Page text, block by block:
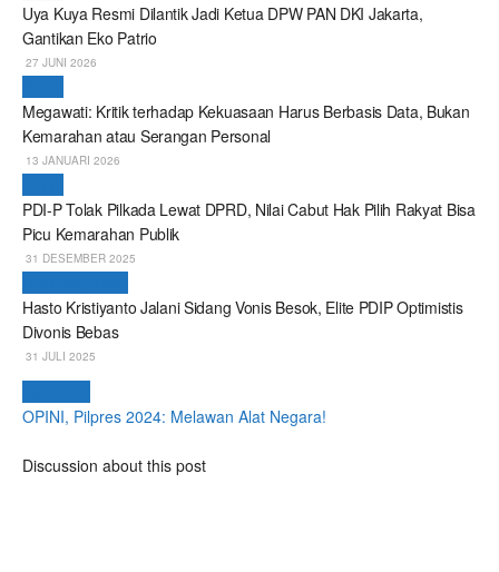
Uya Kuya Resmi Dilantik Jadi Ketua DPW PAN DKI Jakarta,
Gantikan Eko Patrio
27 JUNI 2026
Megawati: Kritik terhadap Kekuasaan Harus Berbasis Data, Bukan
Kemarahan atau Serangan Personal
13 JANUARI 2026
PDI-P Tolak Pilkada Lewat DPRD, Nilai Cabut Hak Pilih Rakyat Bisa
Picu Kemarahan Publik
31 DESEMBER 2025
Hasto Kristiyanto Jalani Sidang Vonis Besok, Elite PDIP Optimistis
Divonis Bebas
31 JULI 2025
OPINI, Pilpres 2024: Melawan Alat Negara!
Discussion about this post